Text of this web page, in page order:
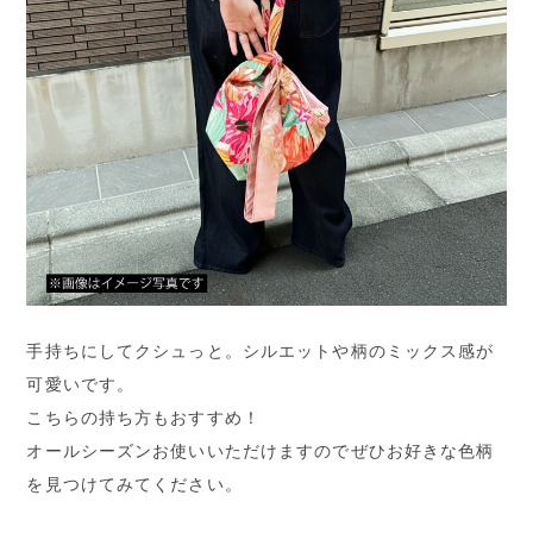
手持ちにしてクシュっと。シルエットや柄のミックス感が
可愛いです。
こちらの持ち方もおすすめ！
オールシーズンお使いいただけますのでぜひお好きな色柄
を見つけてみてください。